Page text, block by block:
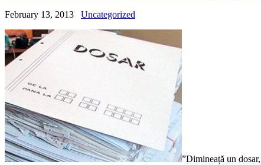
February 13, 2013 Uncategorized
”Dimineață un